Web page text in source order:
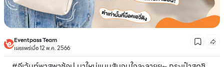
Eventpass Team
เผยแพร่เมื่อ 12 พ.ค. 2566